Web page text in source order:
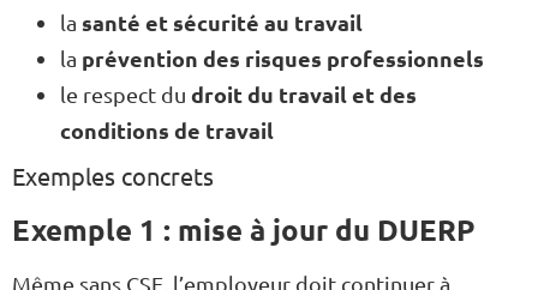
la santé et sécurité au travail
la prévention des risques professionnels
le respect du droit du travail et des
conditions de travail
Exemples concrets
Exemple 1 : mise à jour du DUERP
Même sans CSE, l’employeur doit continuer à